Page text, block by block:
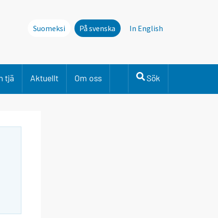
Suomeksi På svenska In English
tjä Aktuellt Om oss Sök